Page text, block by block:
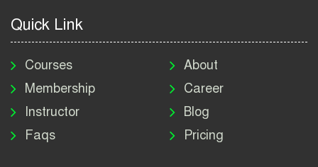
মাদকদ্রব্য নিয়ন্ত্রণ অধিদপ্তর
নিয়োগ বিজ্ঞপ্তি ২০২৬ | DNC
Job Circular 2026
পাসপোর্ট করতে কি কি লাগে
২০২৬ | ই-পাসপোর্ট আবেদন ও
Quick Link
Courses
Membership
Instructor
Faqs
About
Career
Blog
Pricing